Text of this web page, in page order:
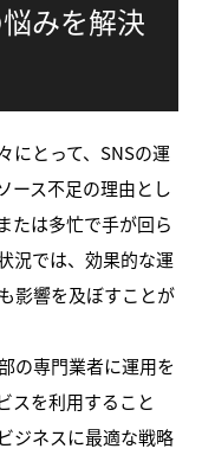
みを解決
にとって、SNSの運
ース不足の理由とし
たは多忙で手が回ら
況では、効果的な運
影響を及ぼすことが
の専門業者に運用を
スを利用すること
ジネスに最適な戦略